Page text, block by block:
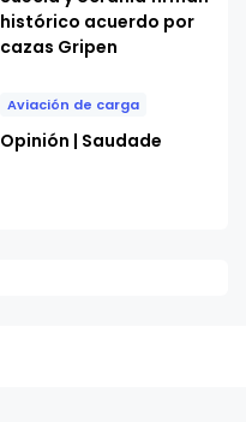
histórico acuerdo por
cazas Gripen
Aviación de carga
Opinión | Saudade